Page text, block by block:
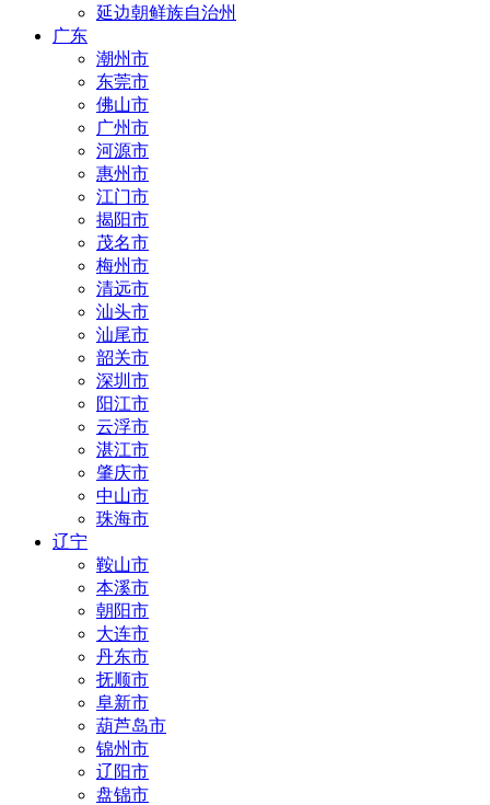
延边朝鲜族自治州
广东
潮州市
东莞市
佛山市
广州市
河源市
惠州市
江门市
揭阳市
茂名市
梅州市
清远市
汕头市
汕尾市
韶关市
深圳市
阳江市
云浮市
湛江市
肇庆市
中山市
珠海市
辽宁
鞍山市
本溪市
朝阳市
大连市
丹东市
抚顺市
阜新市
葫芦岛市
锦州市
辽阳市
盘锦市